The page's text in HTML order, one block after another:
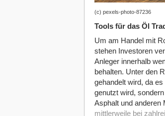
(c) pexels-photo-87236
Tools für das Öl
Um am Handel mit
stehen Investoren
Anleger innerhalb
behalten. Unter den
gehandelt wird, da
genutzt wird,
Asphalt und anderen
mittlerweile bei